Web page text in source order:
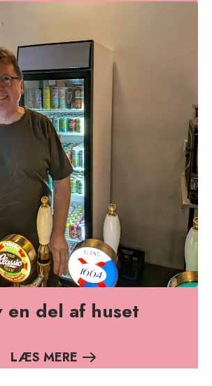
en del af huset
LÆS MERE